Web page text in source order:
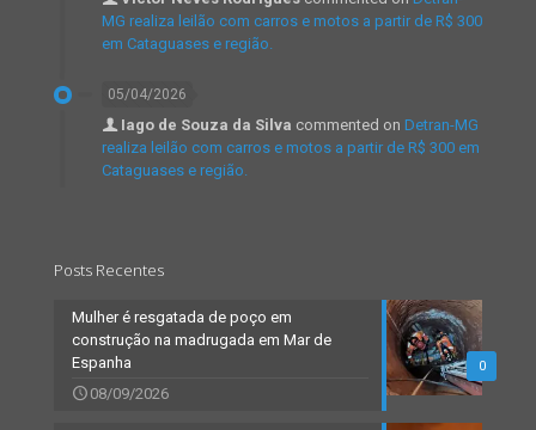
MG realiza leilão com carros e motos a partir de R$ 300
em Cataguases e região.
05/04/2026
Iago de Souza da Silva commented on Detran-MG
realiza leilão com carros e motos a partir de R$ 300 em
Cataguases e região.
Posts Recentes
0
Mulher é resgatada de poço em
construção na madrugada em Mar de
Espanha
08/09/2026